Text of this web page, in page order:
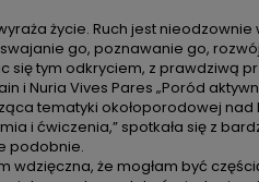
życie. Ruch jest
go, poznawanie go,
się tym odkryciem, z prawdziwą
i Nuria Vives Pares „Poród
tematyki okołoporodowej nad
i ćwiczenia,” spotkała się z
podobnie.
wdzięczna, że mogłam być